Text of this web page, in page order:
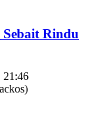
Sebait Rindu
21:46